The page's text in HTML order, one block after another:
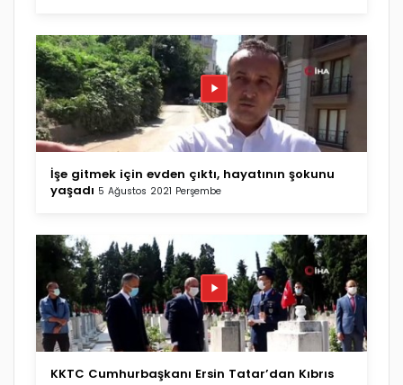
İşe gitmek için evden çıktı, hayatının şokunu
yaşadı 5 Ağustos 2021 Perşembe
KKTC Cumhurbaşkanı Ersin Tatar’dan Kıbrıs